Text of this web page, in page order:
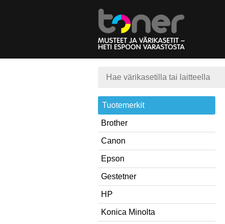
Tuotemerkit
Brother
Canon
Epson
Gestetner
HP
Konica Minolta